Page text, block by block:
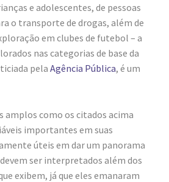
e adolescentes, de pessoas
o transporte de drogas, além de
em clubes de futebol – a
nas categorias de base da
pela Agência Pública, é um
amplos como os citados acima
importantes em suas
úteis em dar um panorama
ser interpretados além dos
exibem, já que eles emanaram